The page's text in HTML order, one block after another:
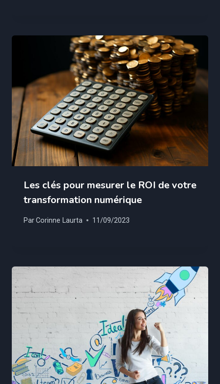
Les clés pour mesurer le ROI de votre
transformation numérique
ParCorinne Laurta 11/09/2023